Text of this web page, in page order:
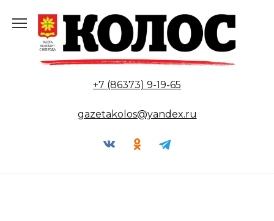
содержанию
+7 (86373) 9-19-65
gazetakolos@yandex.ru